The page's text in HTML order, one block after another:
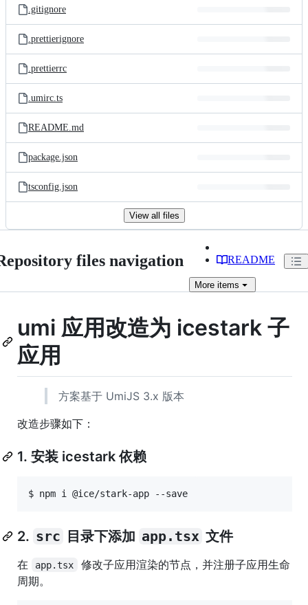
.gitignore
.prettierignore
.prettierrc
.umirc.ts
README.md
package.json
tsconfig.json
View all files
files navigation README
More items
umi 应用改造为 icestark 子
应用
方案基于 UmiJS 3.x 版本
改造步骤如下：
1. 安装 icestark 依赖
$ npm i @ice/stark-app --save
2. src 目录下添加 app.tsx 文件
在 app.tsx
修改子应用渲染的节点，并注册子应用生命
周期。